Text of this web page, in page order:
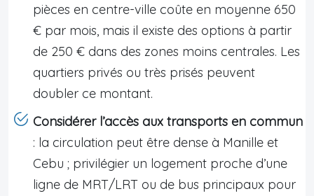
pièces en centre-ville coûte en moyenne 650
€ par mois, mais il existe des options à partir
de 250 € dans des zones moins centrales. Les
quartiers privés ou très prisés peuvent
doubler ce montant.
Considérer l’accès aux transports en commun
: la circulation peut être dense à Manille et
Cebu ; privilégier un logement proche d’une
ligne de MRT/LRT ou de bus principaux pour